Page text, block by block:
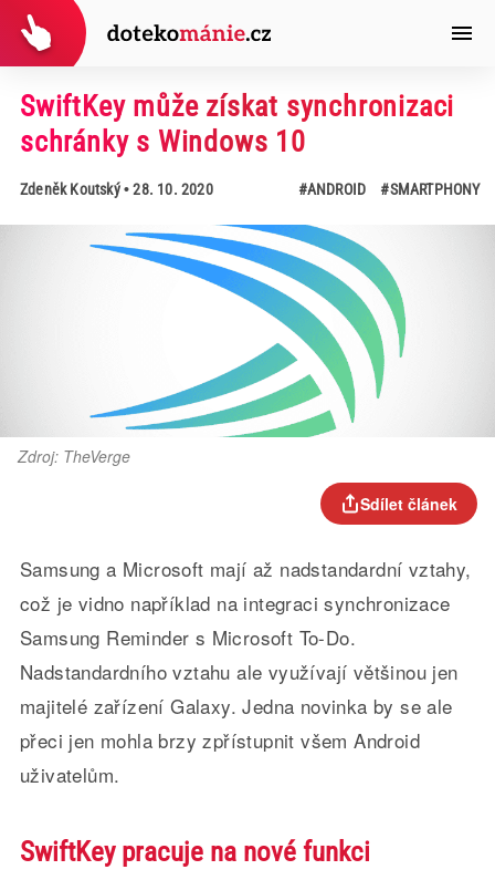
SwiftKey může získat synchronizaci
schránky s Windows 10
Zdeněk Koutský• 28. 10. 2020 #ANDROID #SMARTPHONY
Zdroj: TheVerge
Sdílet článek
Samsung a Microsoft mají až nadstandardní vztahy,
což je vidno například na integraci synchronizace
Samsung Reminder s Microsoft To-Do.
Nadstandardního vztahu ale využívají většinou jen
majitelé zařízení Galaxy. Jedna novinka by se ale
přeci jen mohla brzy zpřístupnit všem Android
uživatelům.
SwiftKey pracuje na nové funkci